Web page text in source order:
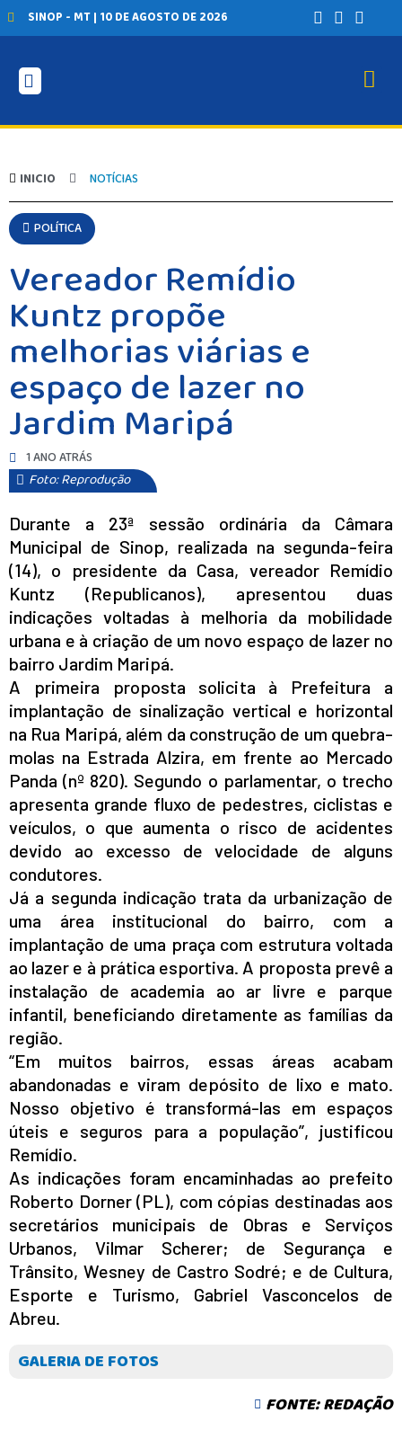
SINOP - MT | 10 DE AGOSTO DE 2026
INICIO NOTÍCIAS
POLÍTICA
Vereador Remídio
Kuntz propõe
melhorias viárias e
espaço de lazer no
Jardim Maripá
1 ANO ATRÁS
Foto: Reprodução
Durante a 23ª sessão ordinária da Câmara
Municipal de Sinop, realizada na segunda-feira
(14), o presidente da Casa, vereador Remídio
Kuntz (Republicanos), apresentou duas
indicações voltadas à melhoria da mobilidade
urbana e à criação de um novo espaço de lazer no
bairro Jardim Maripá.
A primeira proposta solicita à Prefeitura a
implantação de sinalização vertical e horizontal
na Rua Maripá, além da construção de um quebra-
molas na Estrada Alzira, em frente ao Mercado
Panda (nº 820). Segundo o parlamentar, o trecho
apresenta grande fluxo de pedestres, ciclistas e
veículos, o que aumenta o risco de acidentes
devido ao excesso de velocidade de alguns
condutores.
Já a segunda indicação trata da urbanização de
uma área institucional do bairro, com a
implantação de uma praça com estrutura voltada
ao lazer e à prática esportiva. A proposta prevê a
instalação de academia ao ar livre e parque
infantil, beneficiando diretamente as famílias da
região.
“Em muitos bairros, essas áreas acabam
abandonadas e viram depósito de lixo e mato.
Nosso objetivo é transformá-las em espaços
úteis e seguros para a população”, justificou
Remídio.
As indicações foram encaminhadas ao prefeito
Roberto Dorner (PL), com cópias destinadas aos
secretários municipais de Obras e Serviços
Urbanos, Vilmar Scherer; de Segurança e
Trânsito, Wesney de Castro Sodré; e de Cultura,
Esporte e Turismo, Gabriel Vasconcelos de
Abreu.
GALERIA DE FOTOS
FONTE: REDAÇÃO